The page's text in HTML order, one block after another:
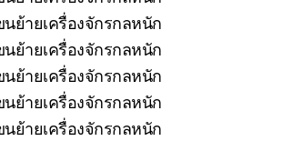
ย้ายเครื่องจักรกลหนัก
ย้ายเครื่องจักรกลหนัก
ย้ายเครื่องจักรกลหนัก
ย้ายเครื่องจักรกลหนัก
ย้ายเครื่องจักรกลหนัก